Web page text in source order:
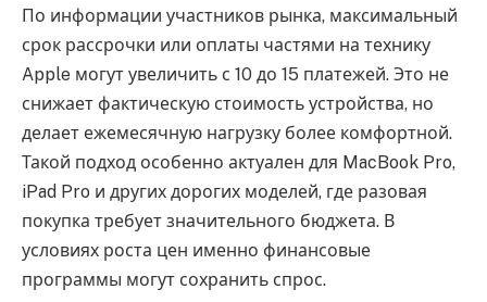
По информации участников рынка, максимальный
срок рассрочки или оплаты частями на технику
Apple могут увеличить с 10 до 15 платежей. Это не
снижает фактическую стоимость устройства, но
делает ежемесячную нагрузку более комфортной.
Такой подход особенно актуален для MacBook Pro,
iPad Pro и других дорогих моделей, где разовая
покупка требует значительного бюджета. В
условиях роста цен именно финансовые
программы могут сохранить спрос.